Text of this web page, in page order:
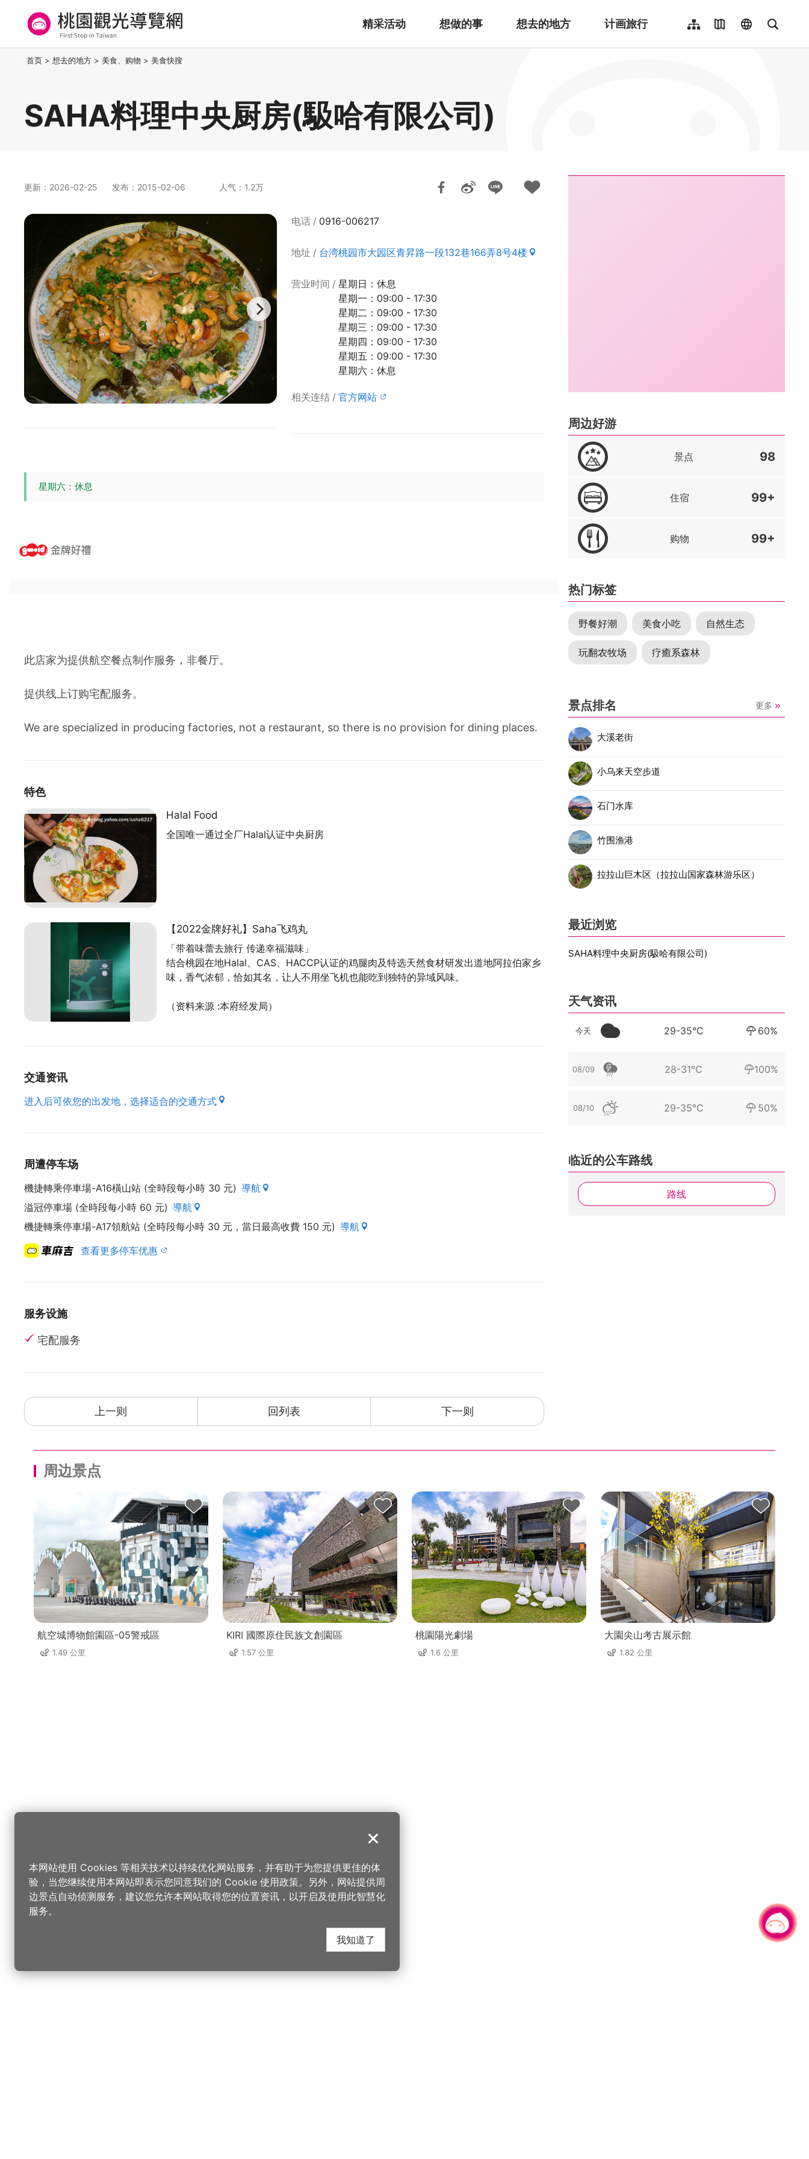
要
桃园观光导览网
精采活动 想做的事 想去的地方 计画旅行
网站导览地图导览language全文检
首页 > 想去的地方 > 美食、购物 > 美食快搜
SAHA料理中央厨房(馺哈有限公司)
更新：2026-02-25 发布：2015-02-06 人气：1.2万
电话 0916-006217
地址 台湾桃园市大园区青昇路一段132巷166弄8号4楼
营业时间
星期日：休息
星期一：09:00 - 17:30
星期二：09:00 - 17:30
星期三：09:00 - 17:30
星期四：09:00 - 17:30
星期五：09:00 - 17:30
星期六：休息
相关连结 官方网站
星期六：休息
此店家为提供航空餐点制作服务，非餐厅。
提供线上订购宅配服务。
We are specialized in producing factories, not a restaurant, so there is no provision for dining places.
特色
Halal Food
全国唯一通过全厂Halal认证中央厨房
【2022金牌好礼】Saha飞鸡丸
「带着味蕾去旅行 传递幸福滋味」
结合桃园在地Halal、CAS、HACCP认证的鸡腿肉及特选天然食材研发出道地阿拉伯家乡
味，香气浓郁，恰如其名，让人不用坐飞机也能吃到独特的异域风味。
（资料来源 :本府经发局）
交通资讯
进入后可依您的出发地，选择适合的交通方式
周遭停车场
機捷轉乘停車場-A16橫山站 (全時段每小時 30 元) 導航
溢冠停車場 (全時段每小時 60 元) 導航
機捷轉乘停車場-A17領航站 (全時段每小時 30 元，當日最高收費 150 元) 導航
查看更多停车优惠
服务设施
宅配服务
上一则 回列表 下一则
:::
周边好游
景点 98
住宿 99+
购物 99+
热门标签
野餐好潮 美食小吃 自然生态
玩翻农牧场 疗癒系森林
景点排名 更多
大溪老街
小乌来天空步道
石门水库
竹围渔港
拉拉山巨木区（拉拉山国家森林游乐区）
最近浏览
SAHA料理中央厨房(馺哈有限公司)
天气资讯
今天 29-35°C 60%
08/09 28-31°C 100%
08/10 29-35°C 50%
临近的公车路线
路线
周边景点
航空城博物館園區-05警戒區
1.49 公里
KIRI 國際原住民族文創園區
1.57 公里
桃園陽光劇場
1.6 公里
大園尖山考古展示館
1.82 公里
关闭
本网站使用 Cookies 等相关技术以持续优化网站服务，并有助于为您提供更佳的体
验，当您继续使用本网站即表示您同意我们的 Cookie 使用政策。另外，网站提供周
边景点自动侦测服务，建议您允许本网站取得您的位置资讯，以开启及使用此智慧化
服务。
我知道了